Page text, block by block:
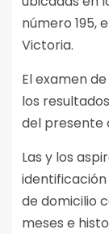
número 195,
Victoria.
El examen
los
del presente
Las y los
de domicilio
meses e